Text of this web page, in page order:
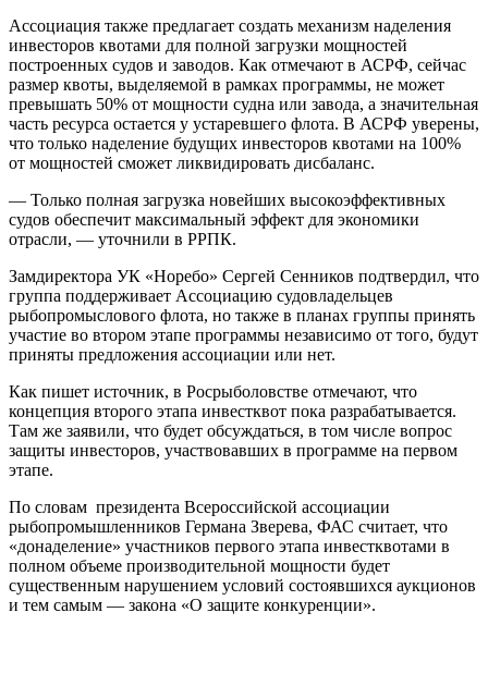
Ассоциация также предлагает создать механизм наделения
инвесторов квотами для полной загрузки мощностей
построенных судов и заводов. Как отмечают в АСРФ, сейчас
размер квоты, выделяемой в рамках программы, не может
превышать 50% от мощности судна или завода, а значительная
часть ресурса остается у устаревшего флота. В АСРФ уверены,
что только наделение будущих инвесторов квотами на 100%
от мощностей сможет ликвидировать дисбаланс.
— Только полная загрузка новейших высокоэффективных
судов обеспечит максимальный эффект для экономики
отрасли, — уточнили в РРПК.
Замдиректора УК «Норебо» Сергей Сенников подтвердил, что
группа поддерживает Ассоциацию судовладельцев
рыбопромыслового флота, но также в планах группы принять
участие во втором этапе программы независимо от того, будут
приняты предложения ассоциации или нет.
Как пишет источник, в Росрыболовстве отмечают, что
концепция второго этапа инвестквот пока разрабатывается.
Там же заявили, что будет обсуждаться, в том числе вопрос
защиты инвесторов, участвовавших в программе на первом
этапе.
По словам президента Всероссийской ассоциации
рыбопромышленников Германа Зверева, ФАС считает, что
«донаделение» участников первого этапа инвестквотами в
полном объеме производительной мощности будет
существенным нарушением условий состоявшихся аукционов
и тем самым — закона «О защите конкуренции».